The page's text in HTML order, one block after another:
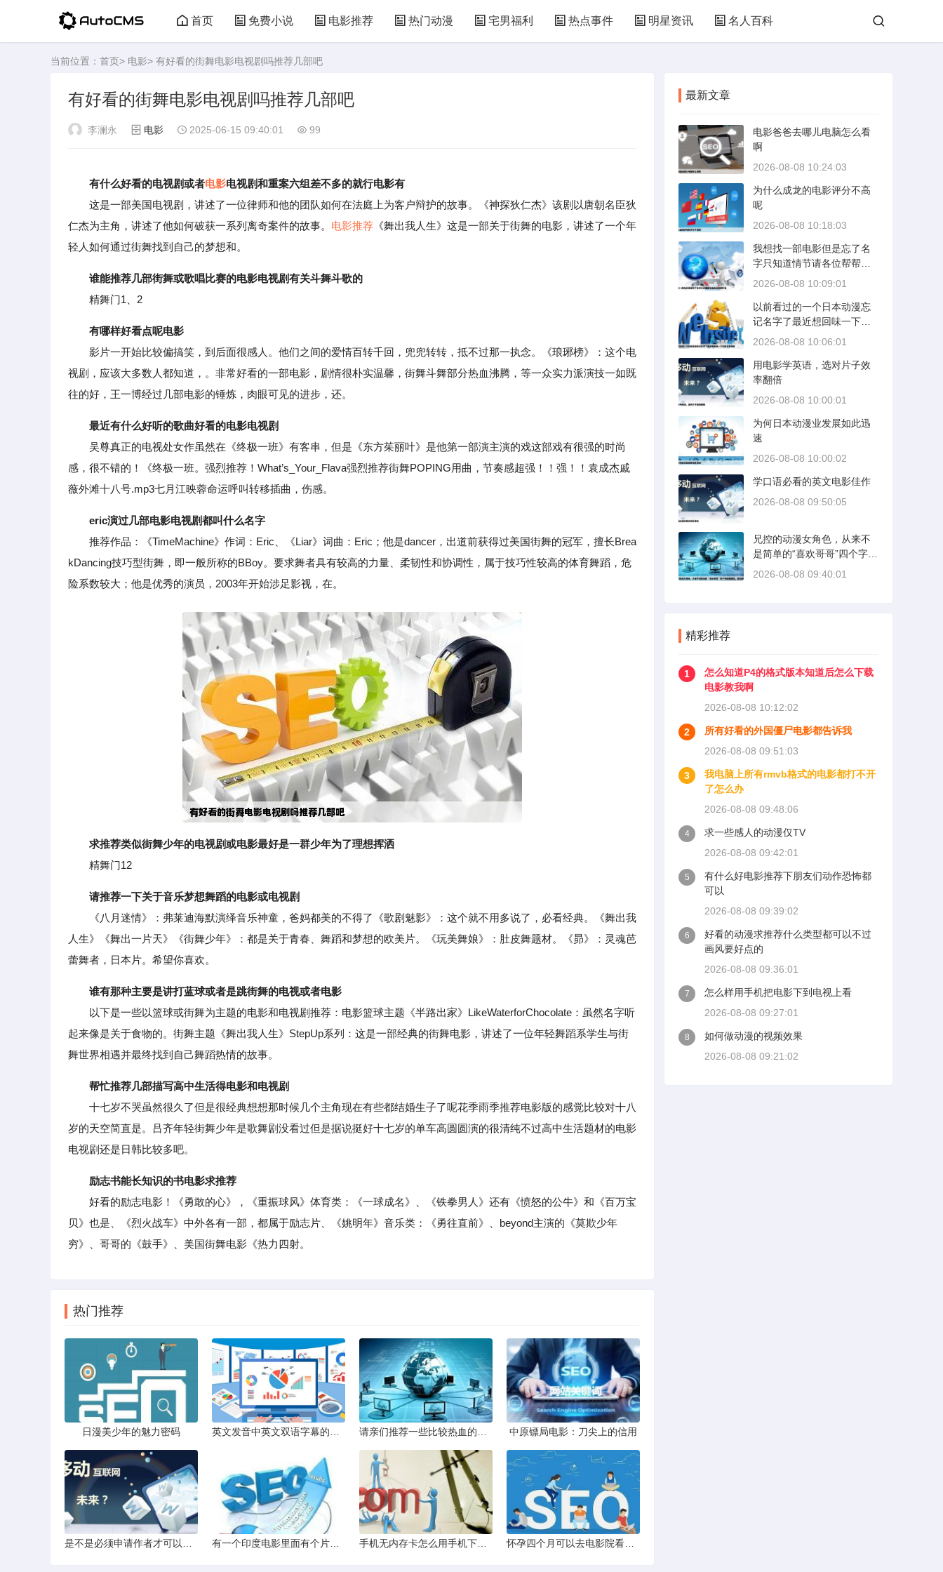
首页 免费小说 电影推荐 热门动漫 宅男福利 热点事件 明星资讯 名人百科
当前位置： 首页> 电影> 有好看的街舞电影电视剧吗推荐几部吧
有好看的街舞电影电视剧吗推荐几部吧
李澜永 电影 2025-06-15 09:40:01 99
有什么好看的电视剧或者电影电视剧和重案六组差不多的就行电影有
这是一部美国电视剧，讲述了一位律师和他的团队如何在法庭上为客户辩护的故事。《神探狄仁杰》该剧以唐朝名臣狄
仁杰为主角，讲述了他如何破获一系列离奇案件的故事。 电影推荐 《舞出我人生》这是一部关于街舞的电影，讲述了一个年
轻人如何通过街舞找到自己的梦想和。
谁能推荐几部街舞或歌唱比赛的电影电视剧有关斗舞斗歌的
精舞门1、2
有哪样好看点呢电影
影片一开始比较偏搞笑，到后面很感人。他们之间的爱情百转千回，兜兜转转，抵不过那一执念。《琅琊榜》：这个电
视剧，应该大多数人都知道，。非常好看的一部电影，剧情很朴实温馨，街舞斗舞部分热血沸腾，等一众实力派演技一如既
往的好，王一博经过几部电影的锤炼，肉眼可见的进步，还。
最近有什么好听的歌曲好看的电影电视剧
吴尊真正的电视处女作虽然在《终极一班》有客串，但是《东方茱丽叶》是他第一部演主演的戏这部戏有很强的时尚
感，很不错的！《终极一班。强烈推荐！What’s_Your_Flava强烈推荐街舞POPING用曲，节奏感超强！！强！！袁成杰戚
薇外滩十八号.mp3七月江映蓉命运呼叫转移插曲，伤感。
eric演过几部电影电视剧都叫什么名字
推荐作品：《TimeMachine》作词：Eric、《Liar》词曲：Eric；他是dancer，出道前获得过美国街舞的冠军，擅长Brea
kDancing技巧型街舞，即一般所称的BBoy。要求舞者具有较高的力量、柔韧性和协调性，属于技巧性较高的体育舞蹈，危
险系数较大；他是优秀的演员，2003年开始涉足影视，在。
求推荐类似街舞少年的电视剧或电影最好是一群少年为了理想挥洒
精舞门12
请推荐一下关于音乐梦想舞蹈的电影或电视剧
《八月迷情》：弗莱迪海默演绎音乐神童，爸妈都美的不得了《歌剧魅影》：这个就不用多说了，必看经典。《舞出我
人生》《舞出一片天》《街舞少年》：都是关于青春、舞蹈和梦想的欧美片。《玩美舞娘》：肚皮舞题材。《昴》：灵魂芭
蕾舞者，日本片。希望你喜欢。
谁有那种主要是讲打蓝球或者是跳街舞的电视或者电影
以下是一些以篮球或街舞为主题的电影和电视剧推荐：电影篮球主题《半路出家》LikeWaterforChocolate：虽然名字听
起来像是关于食物的。街舞主题《舞出我人生》StepUp系列：这是一部经典的街舞电影，讲述了一位年轻舞蹈系学生与街
舞世界相遇并最终找到自己舞蹈热情的故事。
帮忙推荐几部描写高中生活得电影和电视剧
十七岁不哭虽然很久了但是很经典想想那时候几个主角现在有些都结婚生子了呢花季雨季推荐电影版的感觉比较对十八
岁的天空简直是。吕齐年轻街舞少年是歌舞剧没看过但是据说挺好十七岁的单车高圆圆演的很清纯不过高中生活题材的电影
电视剧还是日韩比较多吧。
励志书能长知识的书电影求推荐
好看的励志电影！《勇敢的心》，《重振球风》体育类：《一球成名》、《铁拳男人》还有《愤怒的公牛》和《百万宝
贝》也是、《烈火战车》中外各有一部，都属于励志片、《姚明年》音乐类：《勇往直前》、beyond主演的《莫欺少年
穷》、哥哥的《鼓手》、美国街舞电影《热力四射。
热门推荐
日漫美少年的魅力密码 中原镖局电影：刀尖上的信用
最新文章
电影爸爸去哪儿电脑怎么看
啊
2026-08-08 10:24:03
为什么成龙的电影评分不高
呢
2026-08-08 10:18:03
我想找一部电影但是忘了名
字只知道情节请各位帮帮忙
急
2026-08-08 10:09:01
以前看过的一个日本动漫忘
记名字了最近想回味一下记
得主角是和
2026-08-08 10:06:01
用电影学英语，选对片子效
率翻倍
2026-08-08 10:00:01
为何日本动漫业发展如此迅
速
2026-08-08 10:00:02
学口语必看的英文电影佳作
2026-08-08 09:50:05
兄控的动漫女角色，从来不
是简单的“喜欢哥哥”四个字能
概括的。她们的情感往往根
2026-08-08 09:40:01
精彩推荐
1
怎么知道P4的格式版本知道后怎么下载
电影教我啊
2026-08-08 10:12:02
2
所有好看的外国僵尸电影都告诉我
2026-08-08 09:51:03
3
我电脑上所有rmvb格式的电影都打不开
了怎么办
2026-08-08 09:48:06
4
求一些感人的动漫仅TV
2026-08-08 09:42:01
5
有什么好电影推荐下朋友们动作恐怖都
可以
2026-08-08 09:39:02
6
好看的动漫求推荐什么类型都可以不过
画风要好点的
2026-08-08 09:36:01
7
怎么样用手机把电影下到电视上看
2026-08-08 09:27:01
8
如何做动漫的视频效果
2026-08-08 09:21:02